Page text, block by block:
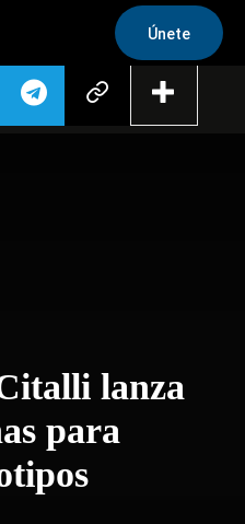
Únete
lanza
para